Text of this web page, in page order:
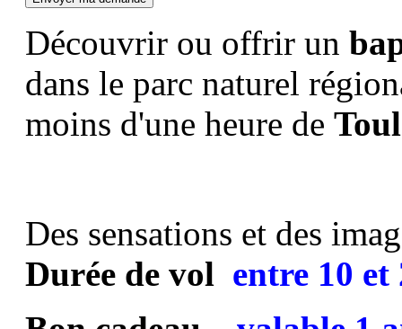
Découvrir ou offrir un
dans le parc naturel
moins d'une heure de
Des sensations et des
Durée de vol entre 10 et